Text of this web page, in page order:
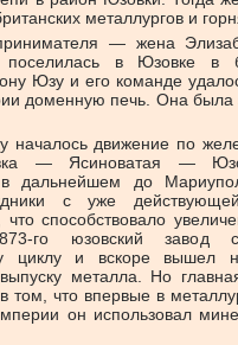
металлургов и
— жена
в Юзовке в
Юзу и его команде
доменную печь. Она была
началось движение по
— Ясиноватая —
в дальнейшем до
с уже действующей
что способствовало
юзовский завод
циклу и вскоре вышел
металла. Но
том, что впервые в
он использовал